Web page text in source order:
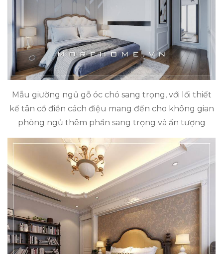
Mẫu giường ngủ gỗ óc chó sang trọng, với lối thiết
kế tân cổ điển cách điệu mang đến cho không gian
phòng ngủ thêm phần sang trọng và ấn tượng